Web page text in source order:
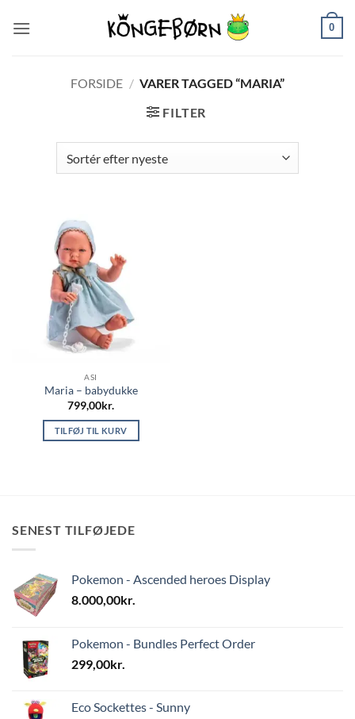
0
FORSIDE / VARER TAGGED “MARIA”
FILTER
ASI
Maria – babydukke
799,00kr.
TILFØJ TIL KURV
SENEST TILFØJEDE
Pokemon - Ascended heroes Display
8.000,00kr.
Pokemon - Bundles Perfect Order
299,00kr.
Eco Sockettes - Sunny